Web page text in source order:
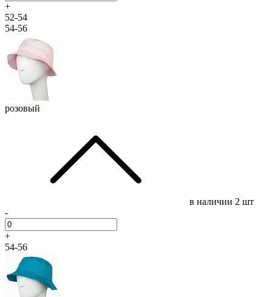
+
52-54
54-56
розовый
в наличии 2 шт
-
+
54-56